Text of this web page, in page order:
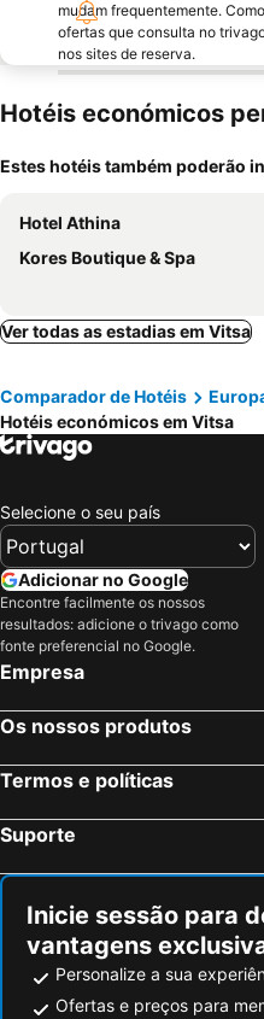
mudam frequentemente.
ofertas que consulta no
nos sites de reserva.
Hotéis económicos
Estes hotéis também poderão
Hotel Athina
Kores Boutique & Spa
Ver todas as estadias em Vitsa
Comparador de Hotéis
Hotéis económicos em Vitsa
Selecione o seu país
Adicionar no Google
Encontre facilmente os nossos
resultados: adicione o trivago como
fonte preferencial no Google.
Empresa
Os nossos produtos
Termos e políticas
Suporte
Inicie sessão para
vantagens
Personalize a sua
Ofertas e preços para